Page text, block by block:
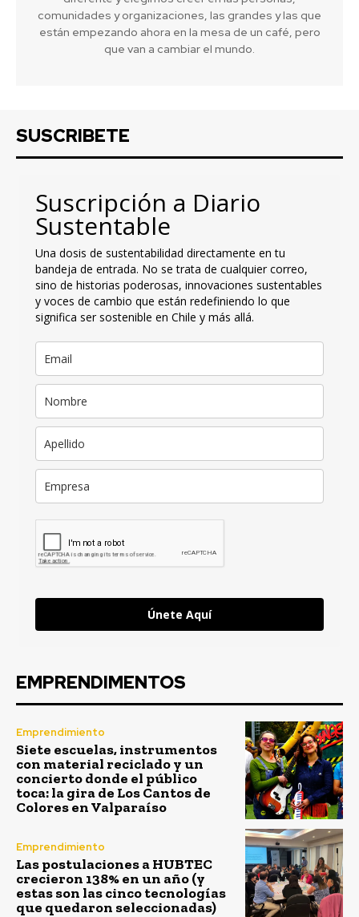
comunidades y organizaciones, las grandes y las que
están empezando ahora en la mesa de un café, pero
que van a cambiar el mundo.
SUSCRIBETE
Suscripción a Diario
Sustentable
Una dosis de sustentabilidad directamente en tu
bandeja de entrada. No se trata de cualquier correo,
sino de historias poderosas, innovaciones sustentables
y voces de cambio que están redefiniendo lo que
significa ser sostenible en Chile y más allá.
Únete Aquí
EMPRENDIMENTOS
Emprendimiento
Siete escuelas, instrumentos
con material reciclado y un
concierto donde el público
toca: la gira de Los Cantos de
Colores en Valparaíso
Emprendimiento
Las postulaciones a HUBTEC
crecieron 138% en un año (y
estas son las cinco tecnologías
que quedaron seleccionadas)